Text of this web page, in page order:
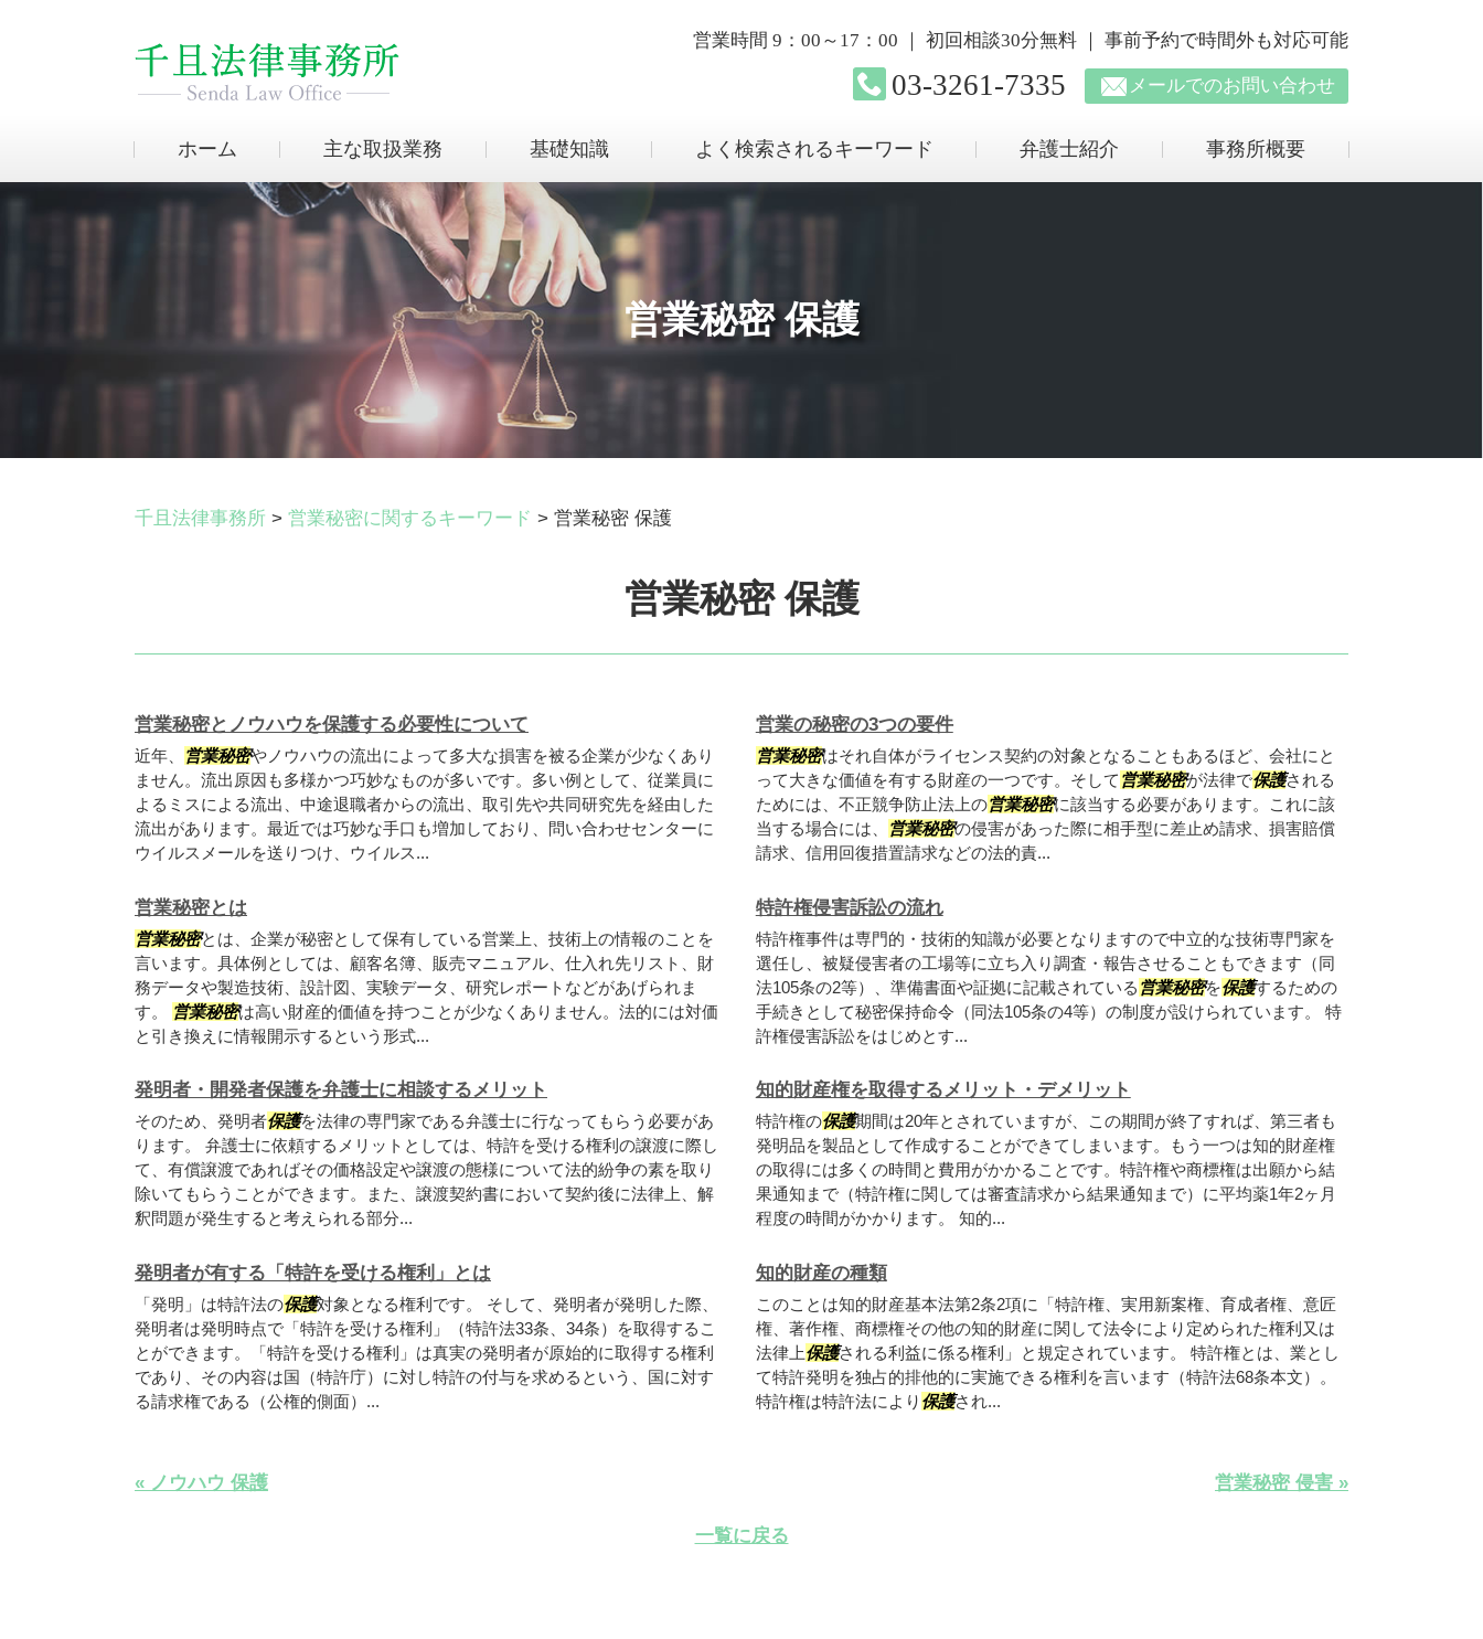
営業秘密 保護
営業時間 9：00～17：00 ｜ 初回相談30分無料 ｜ 事前予約で時間外も対応可能
03-3261-7335 メールでのお問い合わせ
ホーム 主な取扱業務 基礎知識 よく検索されるキーワード 弁護士紹介 事務所概要
千且法律事務所 > 営業秘密に関するキーワード > 営業秘密 保護
営業秘密 保護
営業秘密とノウハウを保護する必要性について
近年、 営業秘密やノウハウの流出によって多大な損害を被る企業が少なくあり
ません。流出原因も多様かつ巧妙なものが多いです。多い例として、従業員に
よるミスによる流出、中途退職者からの流出、取引先や共同研究先を経由した
流出があります。最近では巧妙な手口も増加しており、問い合わせセンターに
ウイルスメールを送りつけ、ウイルス...
営業の秘密の3つの要件
営業秘密はそれ自体がライセンス契約の対象となることもあるほど、会社にと
って大きな価値を有する財産の一つです。そして 営業秘密が法律で保護される
ためには、不正競争防止法上の営業秘密に該当する必要があります。これに該
当する場合には、
営業秘密の侵害があった際に相手型に差止め請求、損害賠償
請求、信用回復措置請求などの法的責...
営業秘密とは
営業秘密とは、企業が秘密として保有している営業上、技術上の情報のことを
言います。具体例としては、顧客名簿、販売マニュアル、仕入れ先リスト、財
務データや製造技術、設計図、実験データ、研究レポートなどがあげられま
す。
営業秘密は高い財産的価値を持つことが少なくありません。法的には対価
と引き換えに情報開示するという形式...
特許権侵害訴訟の流れ
特許権事件は専門的・技術的知識が必要となりますので中立的な技術専門家を
選任し、被疑侵害者の工場等に立ち入り調査・報告させることもできます（同
法105条の2等）、準備書面や証拠に記載されている 営業秘密を保護するための
手続きとして秘密保持命令（同法105条の4等）の制度が設けられています。 特
許権侵害訴訟をはじめとす...
発明者・開発者保護を弁護士に相談するメリット
そのため、発明者保護を法律の専門家である弁護士に行なってもらう必要があ
ります。 弁護士に依頼するメリットとしては、特許を受ける権利の譲渡に際し
て、有償譲渡であればその価格設定や譲渡の態様について法的紛争の素を取り
除いてもらうことができます。また、譲渡契約書において契約後に法律上、解
釈問題が発生すると考えられる部分...
知的財産権を取得するメリット・デメリット
特許権の保護期間は20年とされていますが、この期間が終了すれば、第三者も
発明品を製品として作成することができてしまいます。もう一つは知的財産権
の取得には多くの時間と費用がかかることです。特許権や商標権は出願から結
果通知まで（特許権に関しては審査請求から結果通知まで）に平均薬1年2ヶ月
程度の時間がかかります。 知的...
発明者が有する「特許を受ける権利」とは
「発明」は特許法の保護対象となる権利です。 そして、発明者が発明した際、
発明者は発明時点で「特許を受ける権利」（特許法33条、34条）を取得するこ
とができます。「特許を受ける権利」は真実の発明者が原始的に取得する権利
であり、その内容は国（特許庁）に対し特許の付与を求めるという、国に対す
る請求権である（公権的側面）...
知的財産の種類
このことは知的財産基本法第2条2項に「特許権、実用新案権、育成者権、意匠
権、著作権、商標権その他の知的財産に関して法令により定められた権利又は
法律上保護される利益に係る権利」と規定されています。 特許権とは、業とし
て特許発明を独占的排他的に実施できる権利を言います（特許法68条本文）。
特許権は特許法により 保護され...
« ノウハウ 保護 営業秘密 侵害 »
一覧に戻る